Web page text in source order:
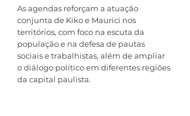
As agendas reforçam a atuação
conjunta de Kiko e Maurici nos
territórios, com foco na escuta da
população e na defesa de pautas
sociais e trabalhistas, além de ampliar
o diálogo político em diferentes regiões
da capital paulista.